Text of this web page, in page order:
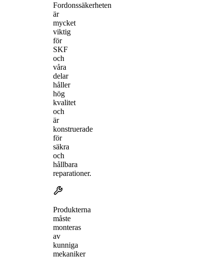
Fordonssäkerheten
är
mycket
viktig
för
SKF
och
våra
delar
håller
hög
kvalitet
och
är
konstruerade
för
säkra
och
hållbara
reparationer.
Produkterna
måste
monteras
av
kunniga
mekaniker